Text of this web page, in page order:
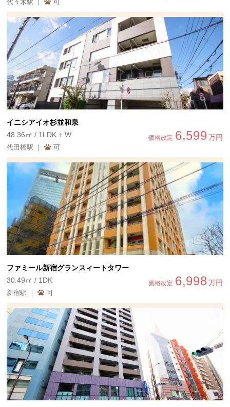
代々木駅 ｜ 可
イニシアイオ杉並和泉
価格改定 6,599万円
48.36㎡ / 1LDK + W
代田橋駅 ｜ 可
ファミール新宿グランスィートタワー
価格改定 6,998万円
30.49㎡ / 1DK
新宿駅 ｜ 可